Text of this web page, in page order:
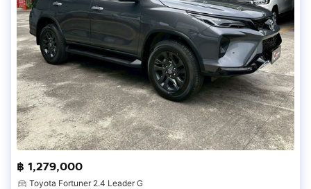
฿ 1,279,000
Toyota Fortuner 2.4 Leader G